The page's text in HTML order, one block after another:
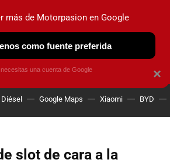
ELÉCTRICOS OBSERVATORIO
Diésel Google Maps Xiaomi BYD
slot de cara a la
×
más de Motorpasion en Google
como fuente preferida
una cuenta de Google